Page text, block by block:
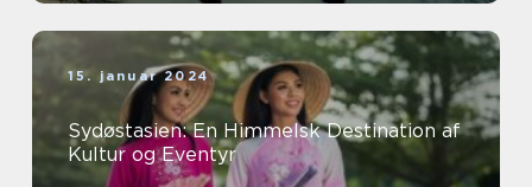
15. januar 2024
Sydøstasien: En Himmelsk Destination af
Kultur og Eventyr